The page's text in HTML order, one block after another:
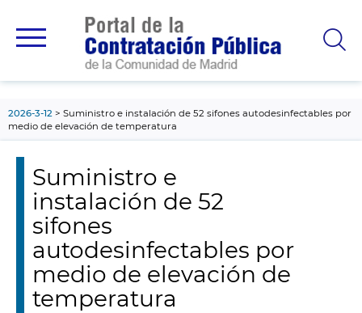
principal
2026-3-12
Suministro e instalación de 52 sifones autodesinfectables por
medio de elevación de temperatura
Suministro e
instalación de 52
sifones
autodesinfectables por
medio de elevación de
temperatura